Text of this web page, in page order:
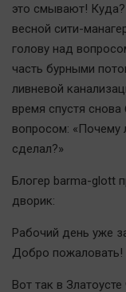
Hедвижимость
Образование
Автомобили
XX век:
Банки
Медиаграмотность
Новости компаний
Прогулки по городу Ч
Спецпроект
Статистика
это смывают!
весной сити-
голову над
часть бурными
ливневой
время спустя
вопросом: «Почему
сделал?»
Блогер barma-glott
дворик:
Рабочий день уже
Добро пожаловать!
Вот так в